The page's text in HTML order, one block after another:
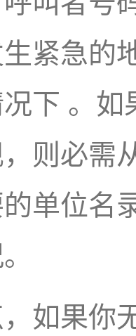
紧急的
下 。如
则必需
单位名
如果你